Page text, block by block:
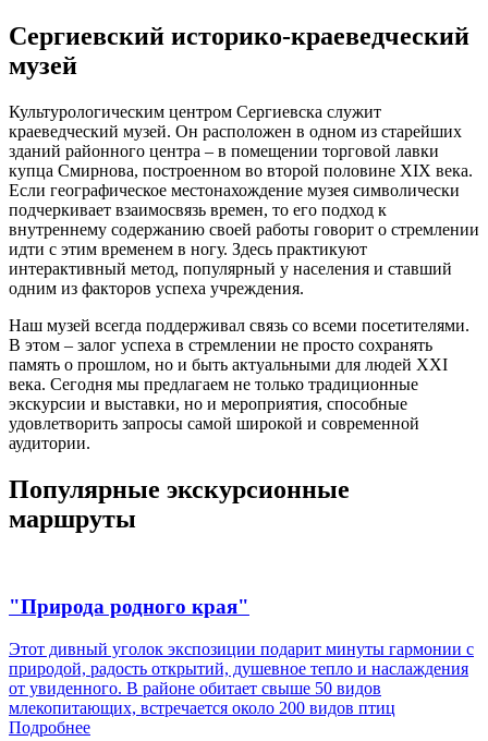
Сергиевский историко-краеведческий
музей
Культурологическим центром Сергиевска служит
краеведческий музей. Он расположен в одном из старейших
зданий районного центра – в помещении торговой лавки
купца Смирнова, построенном во второй половине XIX века.
Если географическое местонахождение музея символически
подчеркивает взаимосвязь времен, то его подход к
внутреннему содержанию своей работы говорит о стремлении
идти с этим временем в ногу. Здесь практикуют
интерактивный метод, популярный у населения и ставший
одним из факторов успеха учреждения.
Наш музей всегда поддерживал связь со всеми посетителями.
В этом – залог успеха в стремлении не просто сохранять
память о прошлом, но и быть актуальными для людей XXI
века. Сегодня мы предлагаем не только традиционные
экскурсии и выставки, но и мероприятия, способные
удовлетворить запросы самой широкой и современной
аудитории.
Популярные экскурсионные
маршруты
"Природа родного края"
Этот дивный уголок экспозиции подарит минуты гармонии с
природой, радость открытий, душевное тепло и наслаждения
от увиденного. В районе обитает свыше 50 видов
млекопитающих, встречается около 200 видов птиц
Подробнее